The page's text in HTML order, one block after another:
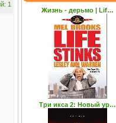
1
Жизнь - дерьмо | Lif…
Три икса 2: Новый ур…